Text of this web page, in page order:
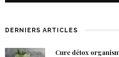
DERNIERS ARTICLES
Cure détox